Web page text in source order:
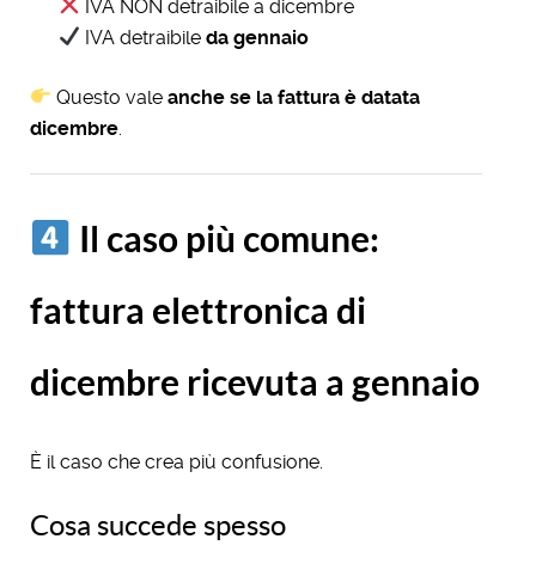
IVA NON detraibile a dicembre
IVA detraibileda gennaio
Questo valeanche se la fattura è datata
dicembre.
Il caso più comune:
fattura elettronica di
dicembre ricevuta a gennaio
È il caso che crea più confusione.
Cosa succede spesso